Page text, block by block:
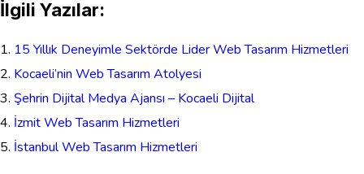
İlgili Yazılar:
15 Yıllık Deneyimle Sektörde Lider Web Tasarım Hizmetleri
Kocaeli’nin Web Tasarım Atolyesi
Şehrin Dijital Medya Ajansı – Kocaeli Dijital
İzmit Web Tasarım Hizmetleri
İstanbul Web Tasarım Hizmetleri